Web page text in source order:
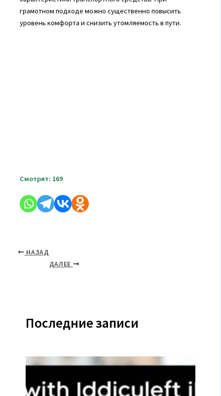
грамотном подходе можно существенно повысить
уровень комфорта и снизить утомляемость в пути.
Смотрят: 169
НАЗАД
ДАЛЕЕ
Последние записи